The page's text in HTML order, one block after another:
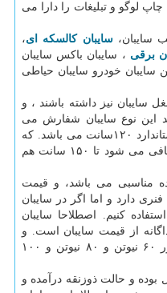
لوگو و تبلیغات را دارا می
سایبان،سایبان کالسکه ای،
برقی ، سایبان باکس سایبان
سایبان خودرو سایبان حیاطی
سایبان نیز داشته باشند ، و
این نوع سایبان شفارش می
دهند و جلو آمدگی این نوع سایبان.استاندارد ۱۲۰سانت می باشد. که
در مواردی با استفاده از یک خانه اضافی می شود تا ۱۵۰ سانت هم
مناسبی می باشد، و قیمت
دارد و اما اگر در سایبان
کنیم. اصطلاحا سایبان
از قیمت سایبان است. و
موتور سایبان بستگی به قدرت موتور ۶۰ نیوتن و ۸۰ نیوتن و ۱۰۰
و حالت ذوزنقه درآمده و